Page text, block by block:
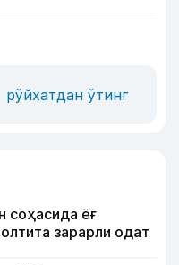
рўйхатдан ўтинг
соҳасида ёғ
зарарли одат